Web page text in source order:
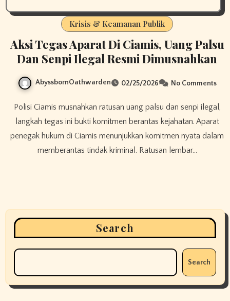
Krisis & Keamanan Publik
Aksi Tegas Aparat Di Ciamis, Uang Palsu
Dan Senpi Ilegal Resmi Dimusnahkan
AbyssbornOathwarden 02/25/2026 No Comments
Polisi Ciamis musnahkan ratusan uang palsu dan senpi ilegal,
langkah tegas ini bukti komitmen berantas kejahatan. Aparat
penegak hukum di Ciamis menunjukkan komitmen nyata dalam
memberantas tindak kriminal. Ratusan lembar…
Search
Search